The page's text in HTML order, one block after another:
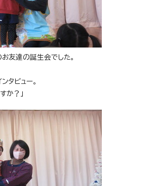
友達の誕生会でした。
タビュー。
か？」